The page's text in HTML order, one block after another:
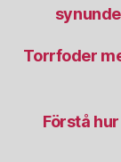
Torrfoder
Förstå